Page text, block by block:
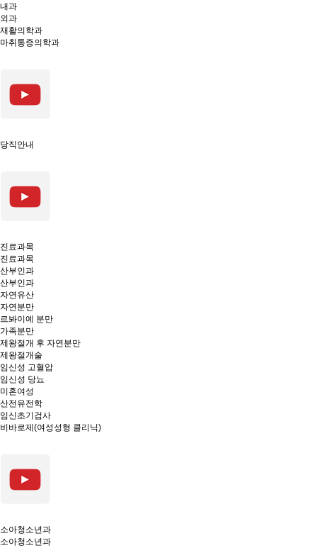
내과
외과
재활의학과
마취통증의학과
당직안내
진료과목
진료과목
산부인과
산부인과
자연유산
자연분만
르봐이예 분만
가족분만
제왕절개 후 자연분만
제왕절개술
임신성 고혈압
임신성 당뇨
미혼여성
산전유전학
임신초기검사
비바로제(여성성형 클리닉)
소아청소년과
소아청소년과